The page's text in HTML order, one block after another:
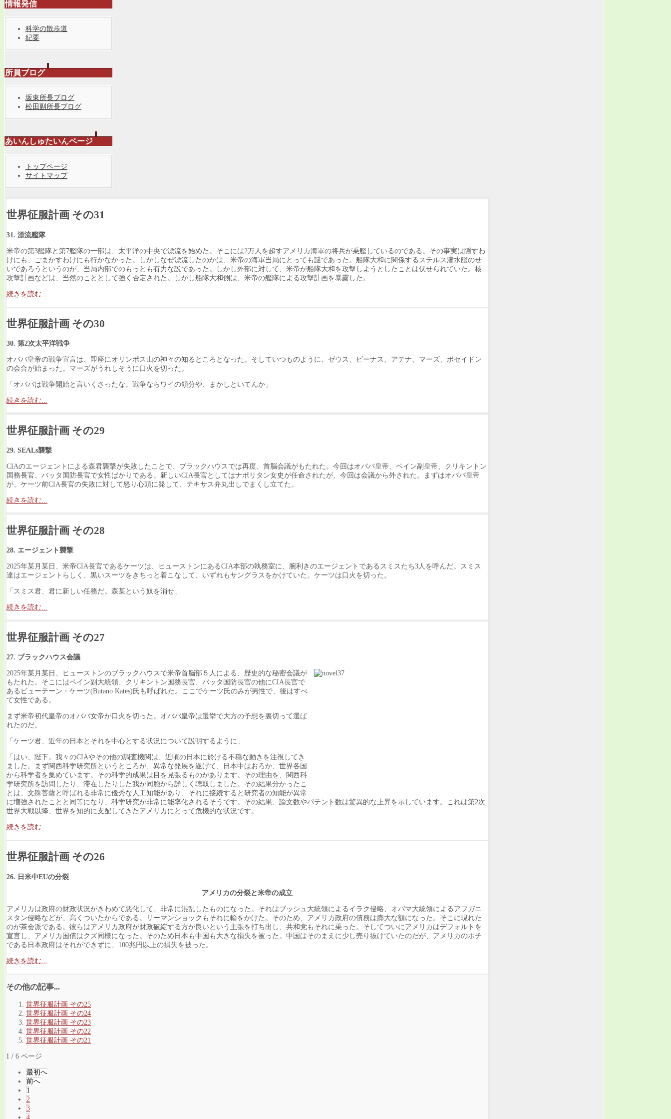
情報発信
科学の散歩道
紀要
所員ブログ
坂東所長ブログ
松田副所長ブログ
あいんしゅたいんページ
トップページ
サイトマップ
世界征服計画 その31
31. 漂流艦隊
米帝の第3艦隊と第7艦隊の一部は、太平洋の中央で漂流を始めた。そこには2万人を超すアメリカ海軍の将兵が乗艦しているのである。その事実は隠すわ
けにも、ごまかすわけにも行かなかった。しかしなぜ漂流したのかは、米帝の海軍当局にとっても謎であった。船隊大和に関係するステルス潜水艦のせ
いであろうというのが、当局内部でのもっとも有力な説であった。しかし外部に対して、米帝が船隊大和を攻撃しようとしたことは伏せられていた。核
攻撃計画などは、当然のこととして強く否定された。しかし船隊大和側は、米帝の艦隊による攻撃計画を暴露した。
続きを読む...
世界征服計画 その30
30. 第2次太平洋戦争
オババ皇帝の戦争宣言は、即座にオリンポス山の神々の知るところとなった。そしていつものように、ゼウス、ビーナス、アテナ、マーズ、ポセイドン
の会合が始まった。マーズがうれしそうに口火を切った。
「オババは戦争開始と言いくさったな。戦争ならワイの領分や、まかしといてんか」
続きを読む...
世界征服計画 その29
29. SEALs襲撃
CIAのエージェントによる森君襲撃が失敗したことで、ブラックハウスでは再度、首脳会議がもたれた。今回はオババ皇帝、ペイン副皇帝、クリキントン
国務長官、バッタ国防長官で女性ばかりである。新しいCIA長官としてはナポリタン女史が任命されたが、今回は会議から外された。まずはオババ皇帝
が、ケーツ前CIA長官の失敗に対して怒り心頭に発して、テキサス弁丸出しでまくし立てた。
続きを読む...
世界征服計画 その28
28. エージェント襲撃
2025年某月某日、米帝CIA長官であるケーツは、ヒューストンにあるCIA本部の執務室に、腕利きのエージェントであるスミスたち3人を呼んだ。スミス
達はエージェントらしく、黒いスーツをきちっと着こなして、いずれもサングラスをかけていた。ケーツは口火を切った。
「スミス君、君に新しい任務だ。森某という奴を消せ」
続きを読む...
世界征服計画 その27
27. ブラックハウス会議
2025年某月某日、ヒューストンのブラックハウスで米帝首脳部５人による、歴史的な秘密会議が
もたれた。そこにはペイン副大統領、クリキントン国務長官、バッタ国防長官の他にCIA長官で
あるビューテーン・ケーツ(Butano Kates)氏も呼ばれた。ここでケーツ氏のみが男性で、後はすべ
て女性である。
まず米帝初代皇帝のオババ女帝が口火を切った。オババ皇帝は選挙で大方の予想を裏切って選ば
れたのだ。
「ケーツ君、近年の日本とそれを中心とする状況について説明するように」
「はい、陛下。我々のCIAやその他の調査機関は、近頃の日本に於ける不穏な動きを注視してき
ました。まず関西科学研究所というところが、異常な発展を遂げて、日本中はおろか、世界各国
から科学者を集めています。その科学的成果は目を見張るものがあります。その理由を、関西科
学研究所を訪問したり、滞在したりした我が同胞から詳しく聴取しました。その結果分かったこ
とは、文殊菩薩と呼ばれる非常に優秀な人工知能があり、それに接続すると研究者の知能が異常
に増強されたことと同等になり、科学研究が非常に能率化されるそうです。その結果、論文数やパテント数は驚異的な上昇を示しています。これは第2次
世界大戦以降、世界を知的に支配してきたアメリカにとって危機的な状況です。
続きを読む...
世界征服計画 その26
26. 日米中EUの分裂
アメリカの分裂と米帝の成立
アメリカは政府の財政状況がきわめて悪化して、非常に混乱したものになった。それはブッシュ大統領によるイラク侵略、オバマ大統領によるアフガニ
スタン侵略などが、高くついたからである。リーマンショックもそれに輪をかけた。そのため、アメリカ政府の債務は膨大な額になった。そこに現れた
のが茶会派である。彼らはアメリカ政府が財政破綻する方が良いという主張を打ち出し、共和党もそれに乗った。そしてついにアメリカはデフォルトを
宣言し、アメリカ国債はクズ同様になった。そのため日本も中国も大きな損失を被った。中国はそのまえに少し売り抜けていたのだが、アメリカのポチ
である日本政府はそれができずに、100兆円以上の損失を被った。
続きを読む...
その他の記事...
世界征服計画 その25
世界征服計画 その24
世界征服計画 その23
世界征服計画 その22
世界征服計画 その21
1 / 6 ページ
最初へ
前へ
1
2
3
4